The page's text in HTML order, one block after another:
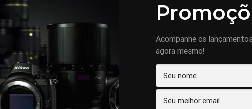
Acompanhe os
agora mesmo!